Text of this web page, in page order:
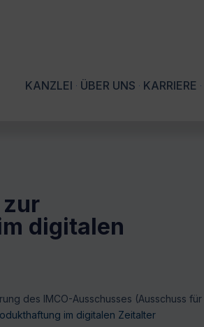
KANZLEI ÜBER UNS KARRIERE
zur
digitalen
des IMCO-Ausschusses (Ausschuss
im digitalen Zeitalter